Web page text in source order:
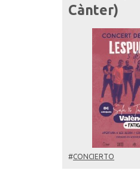
Cànter)
#CONCIERTO